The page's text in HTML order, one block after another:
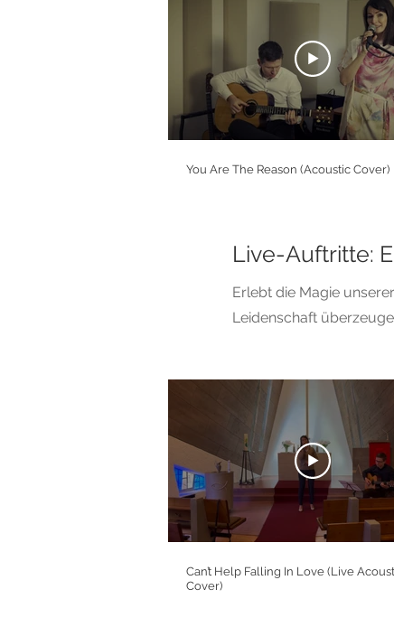
You Are The Reason (Acoustic Cover)
Live-Auftritte:
Erlebt die Magie
Leidenschaft
Can’t Help Falling In Love (Live
Cover)